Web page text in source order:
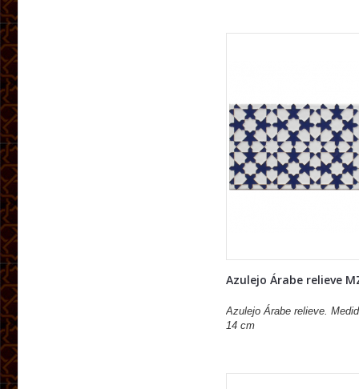
Azulejo Árabe relieve
Azulejo Árabe relieve.
14 cm